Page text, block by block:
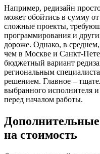
Например, редизайн
может обойтись в сумму
сложные проекты,
программирования и
дороже. Однако, в
чем в Москве и Санкт-
бюджетный вариант
региональным
решением. Главное –
выбранного исполнителя и
перед началом работы.
на стоимость